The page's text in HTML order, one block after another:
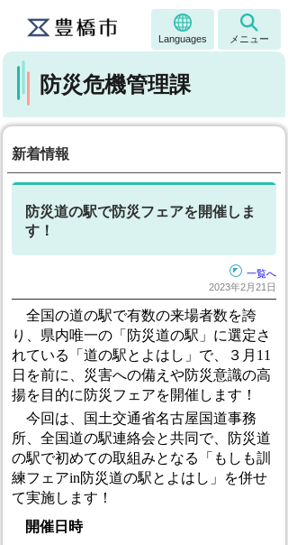
Languages メニュー
防災危機管理課
新着情報
防災道の駅で防災フェアを開催しま
す！
一覧へ
2023年2月21日
全国の道の駅で有数の来場者数を誇
り、県内唯一の「防災道の駅」に選定さ
れている「道の駅とよはし」で、３月11
日を前に、災害への備えや防災意識の高
揚を目的に防災フェアを開催します！
今回は、国土交通省名古屋国道事務
所、全国道の駅連絡会と共同で、防災道
の駅で初めての取組みとなる「もしも訓
練フェアin防災道の駅とよはし」を併せ
て実施します！
開催日時